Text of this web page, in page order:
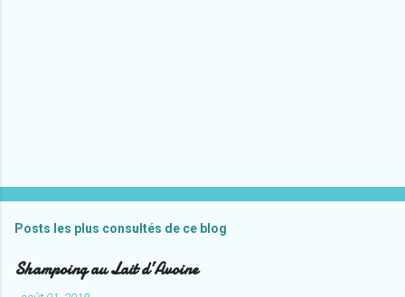
e
s
Posts les plus consultés de ce blog
Shampoing au Lait d’Avoine